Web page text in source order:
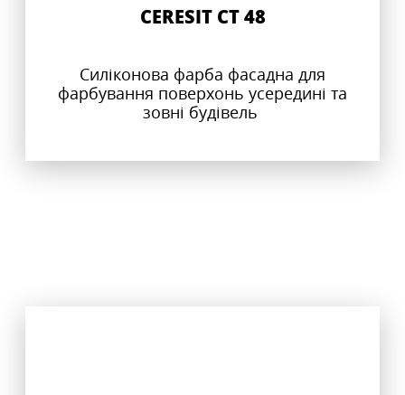
CERESIT CT 48
Силіконова фарба фасадна для
фарбування поверхонь усередині та
зовні будівель